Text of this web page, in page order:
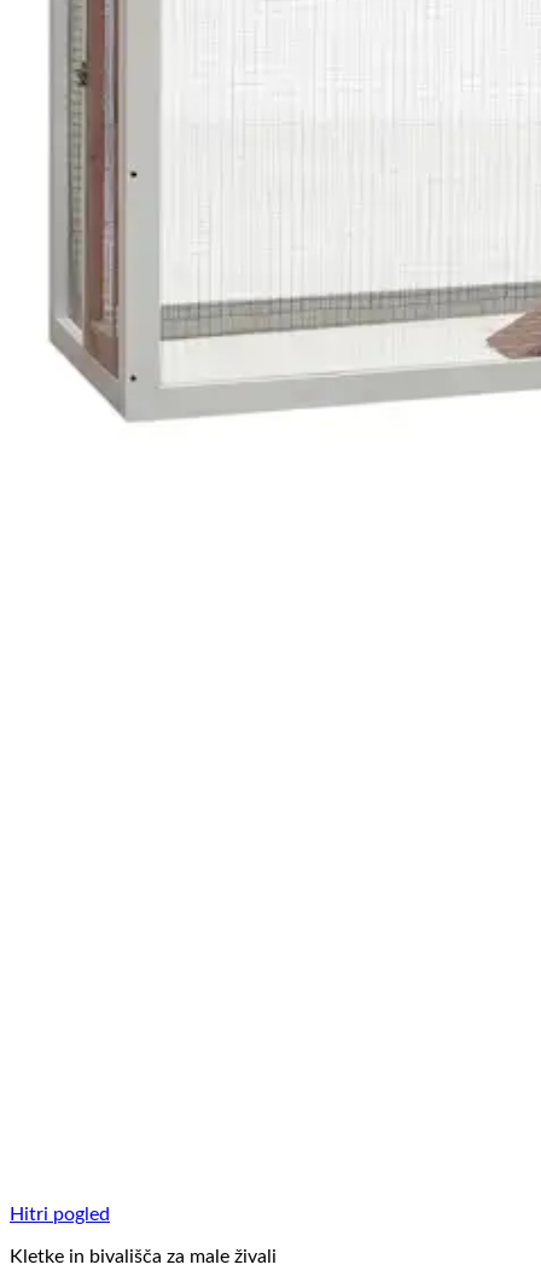
Hitri pogled
Kletke in bivališča za male živali